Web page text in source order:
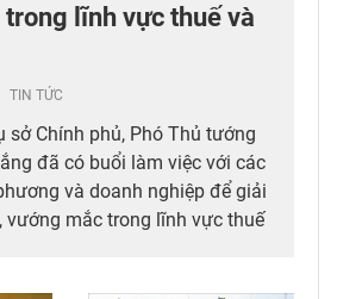
lĩnh vực thuế và
TIN TỨC
sở Chính phủ, Phó Thủ tướng
đã có buổi làm việc với các
và doanh nghiệp để giải
vướng mắc trong lĩnh vực thuế